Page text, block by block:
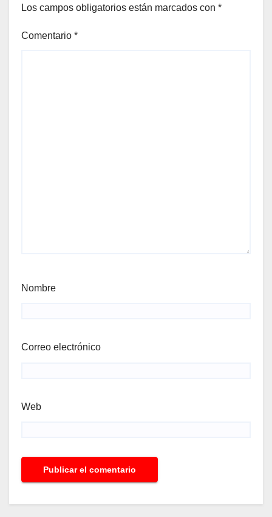
Los campos obligatorios están marcados con *
Comentario *
Nombre
Correo electrónico
Web